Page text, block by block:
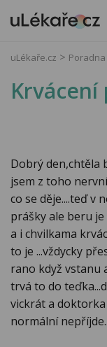
uLékaře.cz
Krvácení
Dobrý den,chtěla
jsem z toho
co se děje....teď v
prášky ale beru
a i chvilkama
to je ...vždycky
rano když vstanu
trvá to do
vickrát a doktorka
normální